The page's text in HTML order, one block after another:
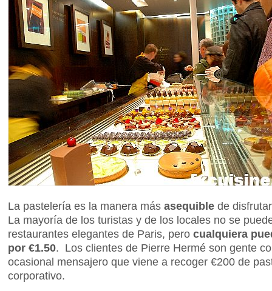
La pastelería es la manera más asequible de
La mayoría de los turistas y de los locales no se
restaurantes elegantes de Paris, pero cualquiera
por €1.50. Los clientes de Pierre Hermé son gente
ocasional mensajero que viene a recoger €200 de
corporativo.